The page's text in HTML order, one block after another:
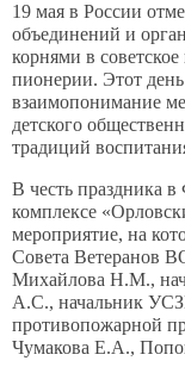
Пожарные
Гайки
стволы
Средства
Подставка для
Мотопомпы
Искрогасители
Топоры
Ранцевые
Услуги
Образовательная
19 мая в России
объединений и
корнями в
пионерии. Этот
взаимопонимание
детского
традиций
В честь праздника
комплексе
мероприятие, на
Совета Ветеранов
Михайлова Н.М.,
А.С., начальник
противопожарной
Чумакова Е.А.,